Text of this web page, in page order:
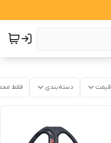
قیمت دسته‌بندی فقط